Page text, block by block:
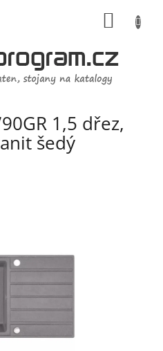
1,5 dřez,
šedý